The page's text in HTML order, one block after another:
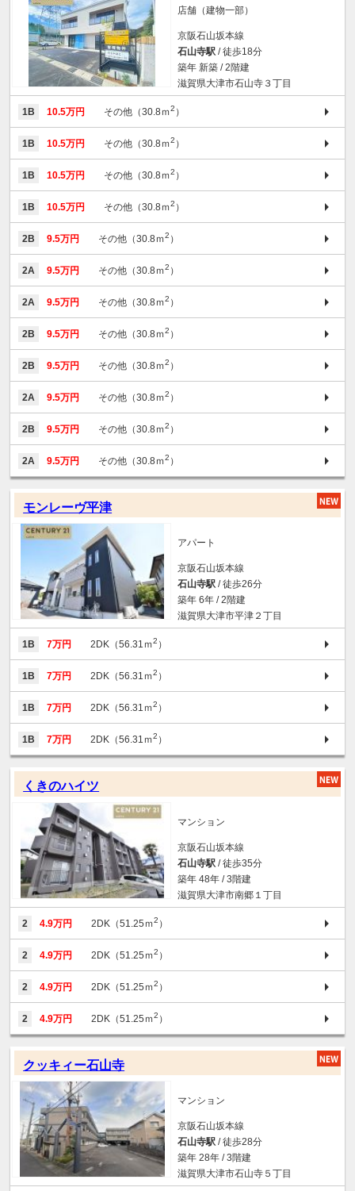
店舗（建物一部）
京阪石山坂本線
石山寺駅 / 徒歩18分
築年 新築 / 2階建
滋賀県大津市石山寺３丁目
1B 10.5万円 その他（30.8ｍ2 ）
1B 10.5万円 その他（30.8ｍ2 ）
1B 10.5万円 その他（30.8ｍ2 ）
1B 10.5万円 その他（30.8ｍ2 ）
2B 9.5万円 その他（30.8ｍ2 ）
2A 9.5万円 その他（30.8ｍ2 ）
2A 9.5万円 その他（30.8ｍ2 ）
2B 9.5万円 その他（30.8ｍ2 ）
2B 9.5万円 その他（30.8ｍ2 ）
2A 9.5万円 その他（30.8ｍ2 ）
2B 9.5万円 その他（30.8ｍ2 ）
2A 9.5万円 その他（30.8ｍ2 ）
モンレーヴ平津
アパート
京阪石山坂本線
石山寺駅 / 徒歩26分
築年 6年 / 2階建
滋賀県大津市平津２丁目
1B 7万円 2DK（56.31ｍ2 ）
1B 7万円 2DK（56.31ｍ2 ）
1B 7万円 2DK（56.31ｍ2 ）
1B 7万円 2DK（56.31ｍ2 ）
くきのハイツ
マンション
京阪石山坂本線
石山寺駅 / 徒歩35分
築年 48年 / 3階建
滋賀県大津市南郷１丁目
2 4.9万円 2DK（51.25ｍ2 ）
2 4.9万円 2DK（51.25ｍ2 ）
2 4.9万円 2DK（51.25ｍ2 ）
2 4.9万円 2DK（51.25ｍ2 ）
クッキィー石山寺
マンション
京阪石山坂本線
石山寺駅 / 徒歩28分
築年 28年 / 3階建
滋賀県大津市石山寺５丁目